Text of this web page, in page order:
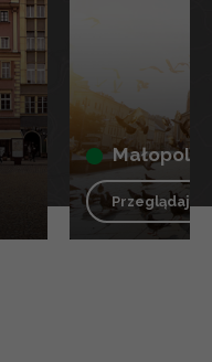
Przeglądaj